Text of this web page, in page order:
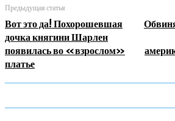
Предыдущая статья
Вот это да! Похорошевшая
дочка княгини Шарлен
появилась во «взрослом»
платье